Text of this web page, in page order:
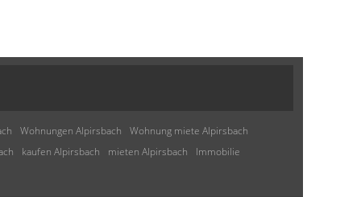
Wohnungen Alpirsbach
Wohnung miete Alpirsbach
kaufen Alpirsbach mieten Alpirsbach Immobilie